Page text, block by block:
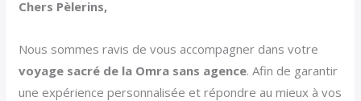
Chers Pèlerins,
Nous sommes ravis de vous accompagner dans votre
voyage sacré de la Omra sans agence. Afin de garantir
une expérience personnalisée et répondre au mieux à vos
Voyage